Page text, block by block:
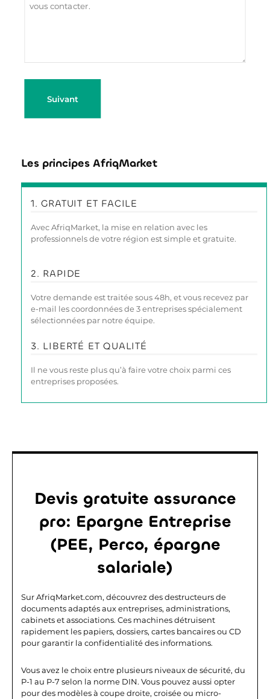
Les principes AfriqMarket
1. GRATUIT ET FACILE
Avec AfriqMarket, la mise en relation avec les
professionnels de votre région est simple et gratuite.
2. RAPIDE
Votre demande est traitée sous 48h, et vous recevez par
e-mail les coordonnées de 3 entreprises spécialement
sélectionnées par notre équipe.
3. LIBERTÉ ET QUALITÉ
Il ne vous reste plus qu’à faire votre choix parmi ces
entreprises proposées.
Devis gratuite assurance
pro: Epargne Entreprise
(PEE, Perco, épargne
salariale)
Sur AfriqMarket.com, découvrez des destructeurs de
documents adaptés aux entreprises, administrations,
cabinets et associations. Ces machines détruisent
rapidement les papiers, dossiers, cartes bancaires ou CD
pour garantir la confidentialité des informations.
Vous avez le choix entre plusieurs niveaux de sécurité, du
P-1 au P-7 selon la norme DIN. Vous pouvez aussi opter
pour des modèles à coupe droite, croisée ou micro-